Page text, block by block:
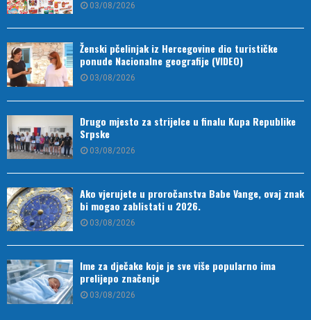
03/08/2026
Ženski pčelinjak iz Hercegovine dio turističke
ponude Nacionalne geografije (VIDEO)
03/08/2026
Drugo mjesto za strijelce u finalu Kupa Republike
Srpske
03/08/2026
Ako vjerujete u proročanstva Babe Vange, ovaj znak
bi mogao zablistati u 2026.
03/08/2026
Ime za dječake koje je sve više popularno ima
prelijepo značenje
03/08/2026